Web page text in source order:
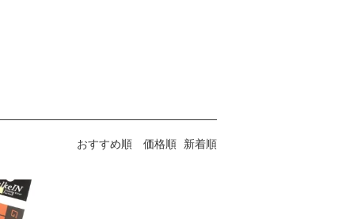
おすすめ順 価格順 新着順